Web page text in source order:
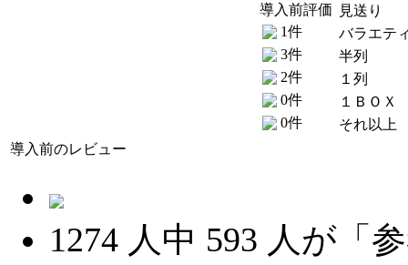
導入前評価
1件
3件
2件
0件
0件
見送り
バラエテ
半列
１列
１ＢＯＸ
それ以上
導入前のレビュー
1274 人中 593 人が「